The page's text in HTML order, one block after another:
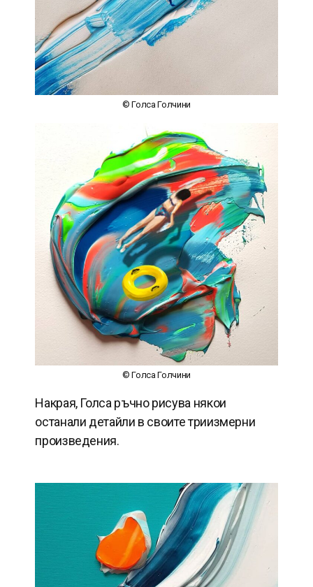
© Голса Голчини
© Голса Голчини
Накрая, Голса ръчно рисува някои
останали детайли в своите триизмерни
произведения.